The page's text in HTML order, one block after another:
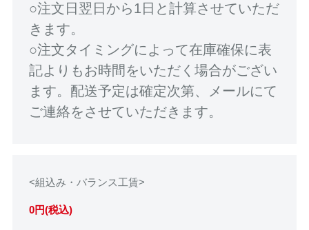
○注文日翌日から1日と計算させていただ
きます。
○注文タイミングによって在庫確保に表
記よりもお時間をいただく場合がござい
ます。配送予定は確定次第、メールにて
ご連絡をさせていただきます。
<組込み・バランス工賃>
0円(税込)